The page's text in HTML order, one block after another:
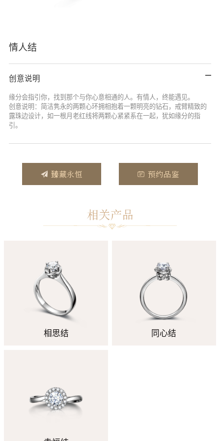
情人结
创意说明
缘分会指引你，找到那个与你心意相通的人。有情人，终能遇见。
创意说明：简洁隽永的两颗心环拥相抱着一颗明亮的钻石，戒臂精致的
露珠边设计，如一根月老红线将两颗心紧紧系在一起，犹如缘分的指
引。
臻藏永恒 预约品鉴
相思结 同心结